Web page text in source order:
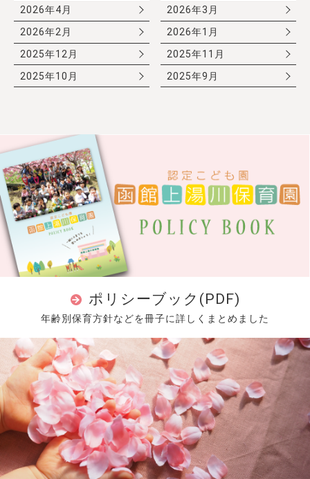
2026年4月
2026年3月
2026年2月
2026年1月
2025年12月
2025年11月
2025年10月
2025年9月
ポリシーブック(PDF)
年齢別保育方針などを冊子に詳しくまとめました